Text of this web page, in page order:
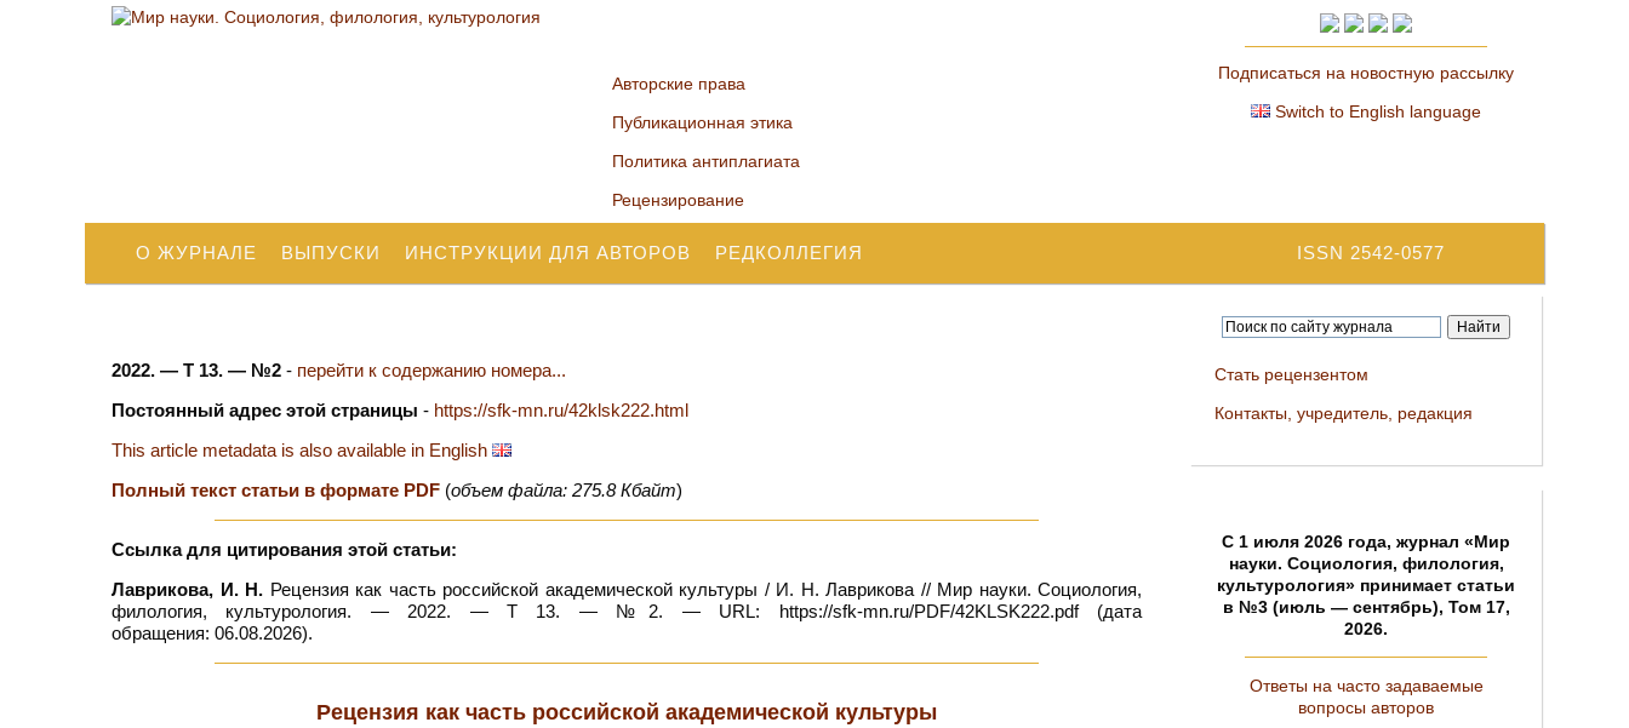
Авторские права
Публикационная этика
Политика антиплагиата
Рецензирование
Подписаться на новостную рассылку
Switch to English language
ISSN 2542-0577
О ЖУРНАЛЕ ВЫПУСКИ ИНСТРУКЦИИ ДЛЯ АВТОРОВ РЕДКОЛЛЕГИЯ
2022. — Т 13. — №2 - перейти к содержанию номера...
Постоянный адрес этой страницы - https://sfk-mn.ru/42klsk222.html
This article metadata is also available in English
Полный текст статьи в формате PDF (объем файла: 275.8 Кбайт)
Ссылка для цитирования этой статьи:
Лаврикова, И. Н. Рецензия как часть российской академической культуры / И. Н. Лаврикова // Мир науки. Социология,
филология, культурология. — 2022. — Т 13. — №2. — URL: https://sfk-mn.ru/PDF/42KLSK222.pdf (дата
обращения: 06.08.2026).
Рецензия как часть российской академической культуры
Стать рецензентом
Контакты, учредитель, редакция
C 1 июля 2026 года, журнал «Мир
науки. Социология, филология,
культурология» принимает статьи
в №3 (июль — сентябрь), Том 17,
2026.
Ответы на часто задаваемые
вопросы авторов